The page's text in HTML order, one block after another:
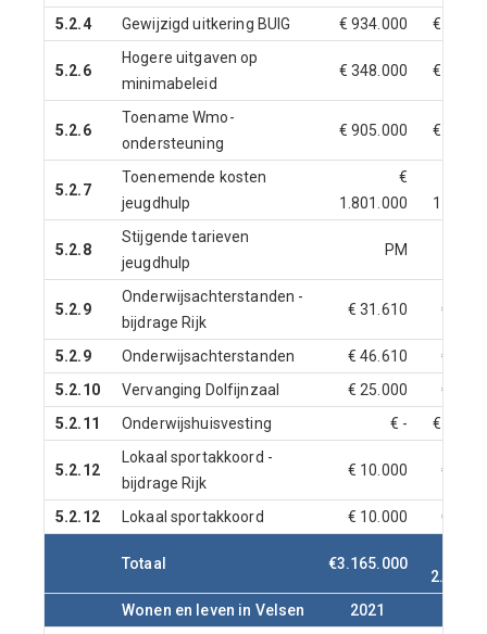
5.2.4 Gewijzigd uitkering BUIG € 934.000 €
5.2.6
Hogere uitgaven op
minimabeleid
€ 348.000 €
5.2.6
Toename Wmo-
ondersteuning
€ 905.000 €
5.2.7
Toenemende kosten
jeugdhulp
€
1.801.000
5.2.8
Stijgende tarieven
jeugdhulp
PM
5.2.9
Onderwijsachterstanden -
bijdrage Rijk
€ 31.610 €
5.2.9 Onderwijsachterstanden € 46.610
€
5.2.10
Vervanging Dolfijnzaal € 25.000
€
5.2.11
Onderwijshuisvesting € - €
5.2.12
Lokaal sportakkoord -
bijdrage Rijk
€ 10.000 €
5.2.12 Lokaal sportakkoord € 10.000 €
Totaal €3.165.000
Wonen en leven in Velsen
2021